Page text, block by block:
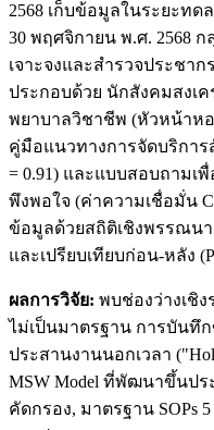
2568 เก็บข้อมูลในระยะทด
30 พฤศจิกายน พ.ศ. 2568
เจาะจงและสำรวจประชาก
ประกอบด้วย นักสังคมสงเ
พยาบาลวิชาชีพ (หัวหน้าห
คู่มือแนวทางการจัดบริการ
= 0.91) และแบบสอบถามเ
พึงพอใจ (ค่าความเชื่อมั่น
ข้อมูลด้วยสถิติเชิงพรรณนา
และเปรียบเทียบก่อน-หลัง
ผลการวิจัย: พบช่องว่างเชิ
ไม่เป็นมาตรฐาน การบันทึ
ประสานงานนอกเวลา
MSW Model ที่พัฒนาขึ้นป
คัดกรอง, มาตรฐาน SOPs